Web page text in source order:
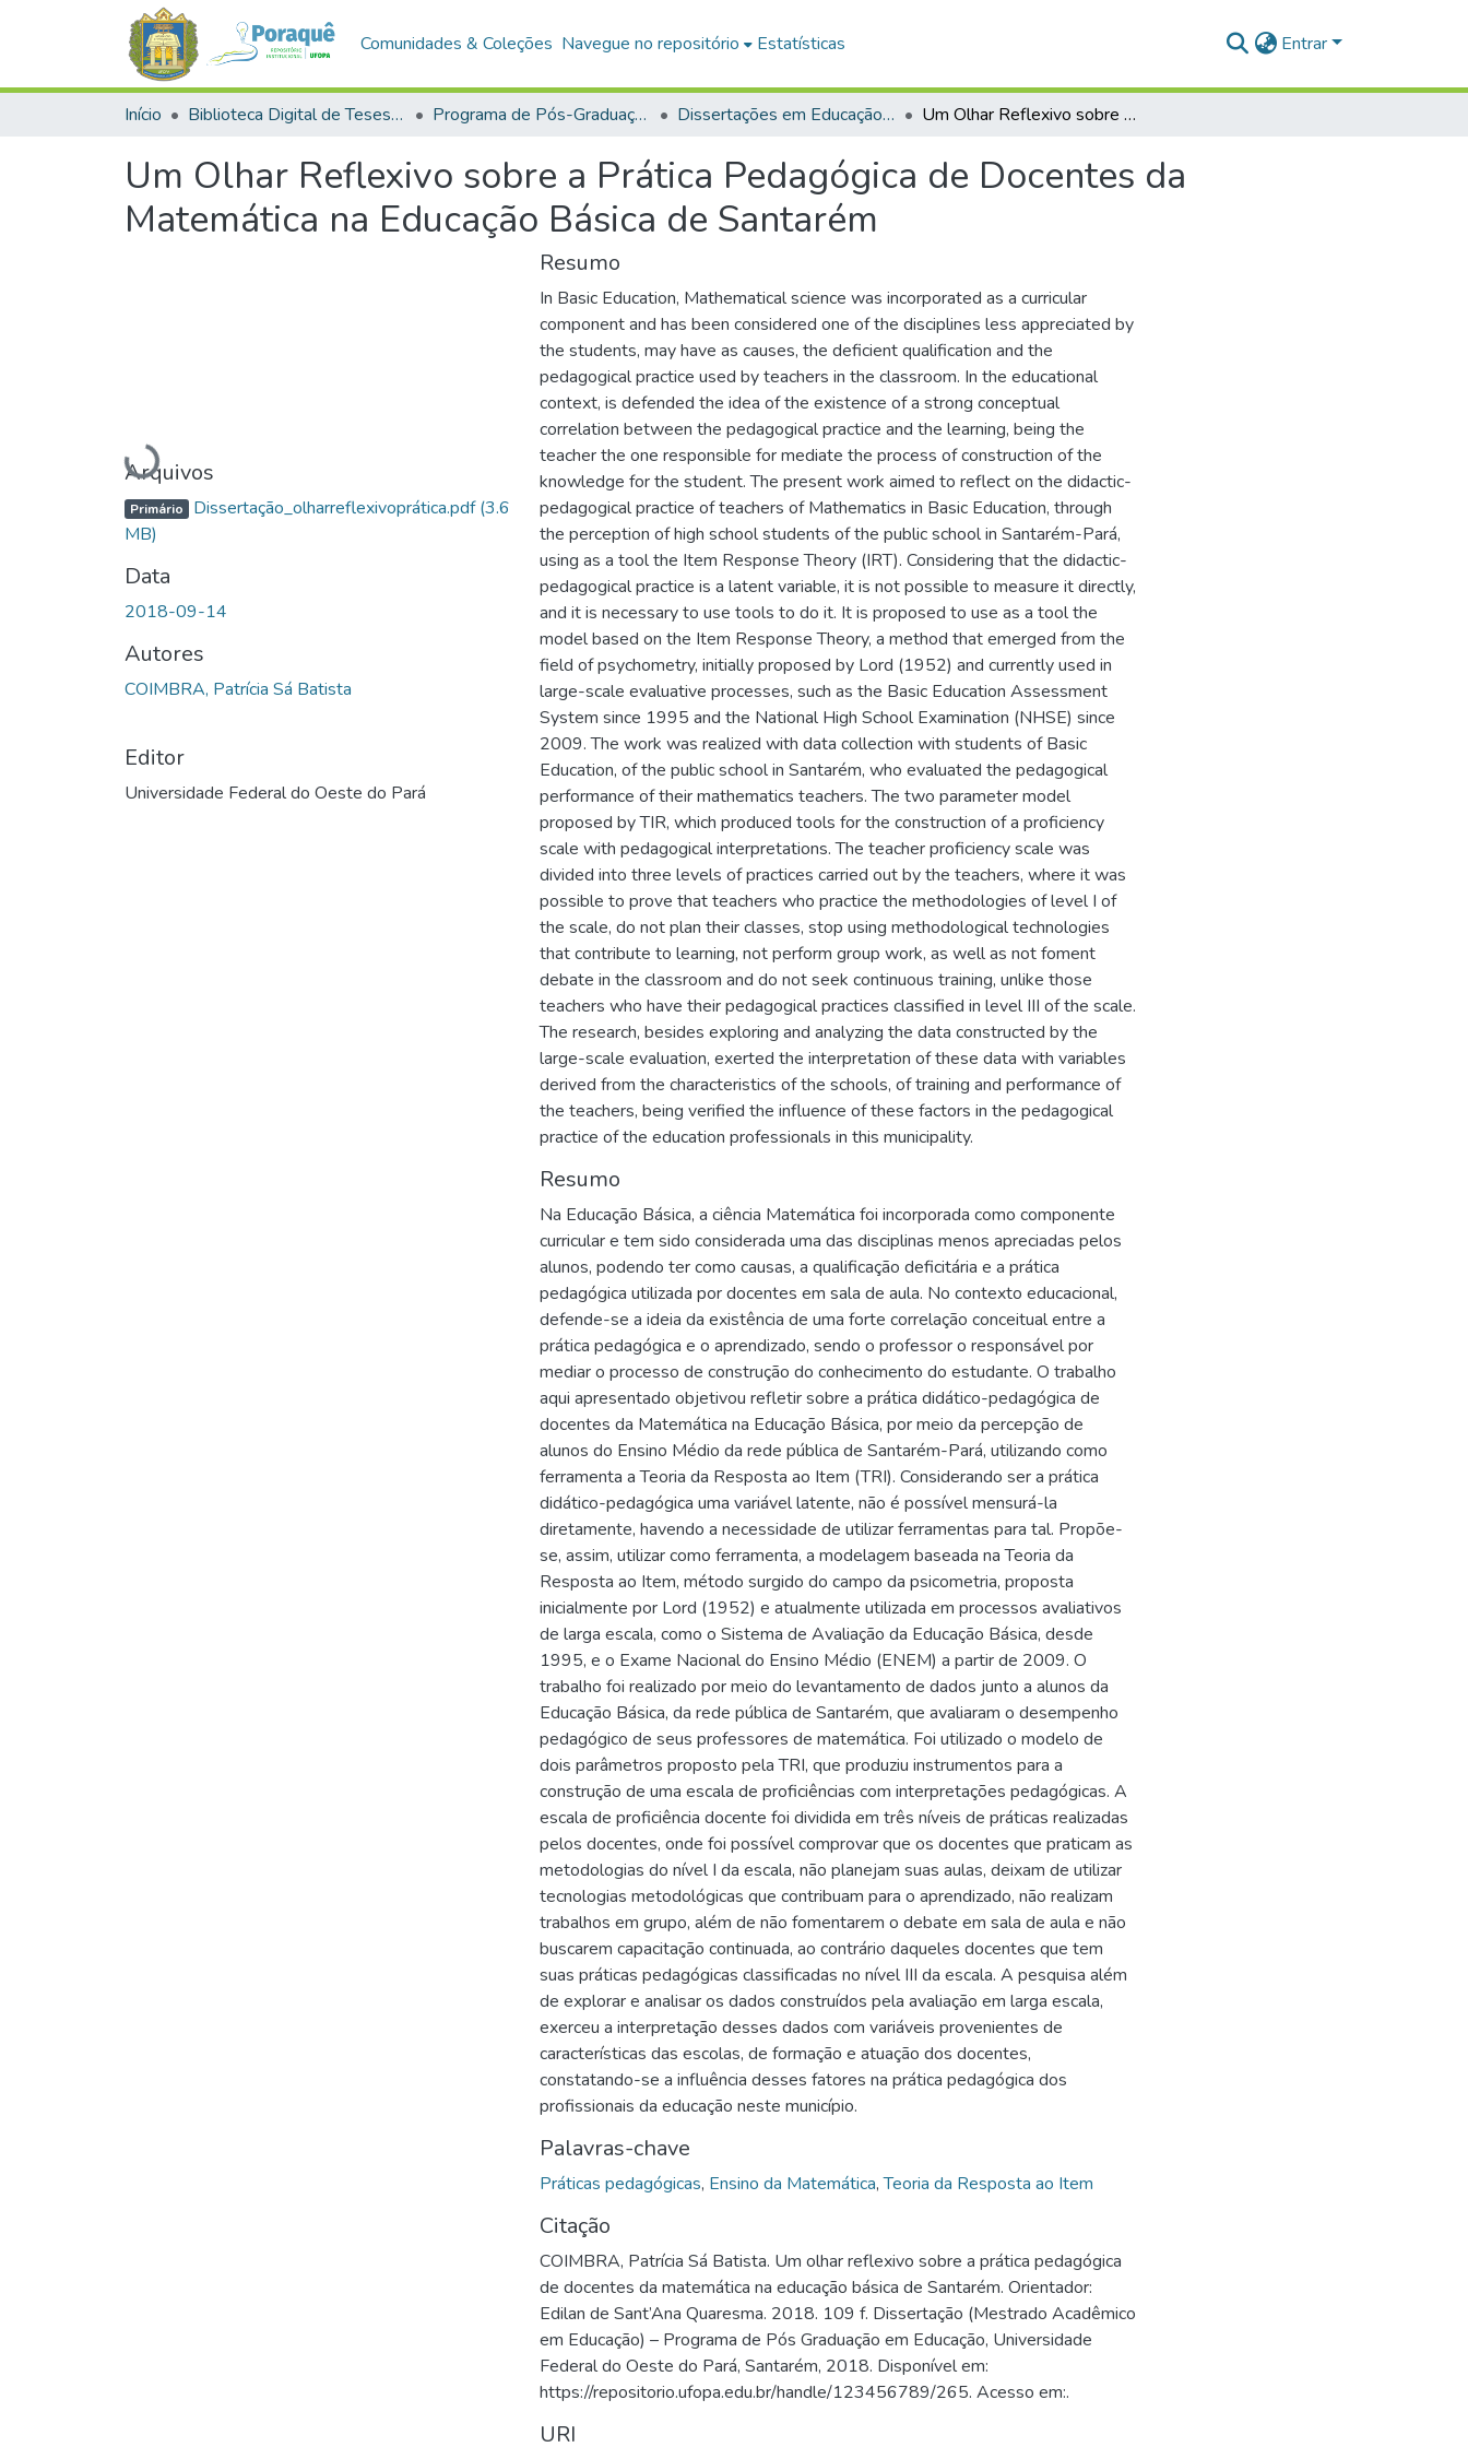
Comunidades & Coleções Navegue no repositório Estatísticas Entrar
Início Biblioteca Digital de Teses e Dissertações (BDTD) Programa de Pós-Graduação em Educação (PPGE) Dissertações em Educação (Mestrado) Um Olhar Reflexivo sobre a Prática Pedagógica de Docentes da Matemática na Educação Básica de Santarém
Um Olhar Reflexivo sobre a Prática Pedagógica de Docentes da
Matemática na Educação Básica de Santarém
Carregando...
Arquivos
Primário Dissertação_olharreflexivoprática.pdf(3.6
MB)
Data
2018-09-14
Autores
COIMBRA, Patrícia Sá Batista
Editor
Universidade Federal do Oeste do Pará
Resumo
In Basic Education, Mathematical science was incorporated as a curricular
component and has been considered one of the disciplines less appreciated by
the students, may have as causes, the deficient qualification and the
pedagogical practice used by teachers in the classroom. In the educational
context, is defended the idea of the existence of a strong conceptual
correlation between the pedagogical practice and the learning, being the
teacher the one responsible for mediate the process of construction of the
knowledge for the student. The present work aimed to reflect on the didactic-
pedagogical practice of teachers of Mathematics in Basic Education, through
the perception of high school students of the public school in Santarém-Pará,
using as a tool the Item Response Theory (IRT). Considering that the didactic-
pedagogical practice is a latent variable, it is not possible to measure it directly,
and it is necessary to use tools to do it. It is proposed to use as a tool the
model based on the Item Response Theory, a method that emerged from the
field of psychometry, initially proposed by Lord (1952) and currently used in
large-scale evaluative processes, such as the Basic Education Assessment
System since 1995 and the National High School Examination (NHSE) since
2009. The work was realized with data collection with students of Basic
Education, of the public school in Santarém, who evaluated the pedagogical
performance of their mathematics teachers. The two parameter model
proposed by TIR, which produced tools for the construction of a proficiency
scale with pedagogical interpretations. The teacher proficiency scale was
divided into three levels of practices carried out by the teachers, where it was
possible to prove that teachers who practice the methodologies of level I of
the scale, do not plan their classes, stop using methodological technologies
that contribute to learning, not perform group work, as well as not foment
debate in the classroom and do not seek continuous training, unlike those
teachers who have their pedagogical practices classified in level III of the scale.
The research, besides exploring and analyzing the data constructed by the
large-scale evaluation, exerted the interpretation of these data with variables
derived from the characteristics of the schools, of training and performance of
the teachers, being verified the influence of these factors in the pedagogical
practice of the education professionals in this municipality.
Resumo
Na Educação Básica, a ciência Matemática foi incorporada como componente
curricular e tem sido considerada uma das disciplinas menos apreciadas pelos
alunos, podendo ter como causas, a qualificação deficitária e a prática
pedagógica utilizada por docentes em sala de aula. No contexto educacional,
defende-se a ideia da existência de uma forte correlação conceitual entre a
prática pedagógica e o aprendizado, sendo o professor o responsável por
mediar o processo de construção do conhecimento do estudante. O trabalho
aqui apresentado objetivou refletir sobre a prática didático-pedagógica de
docentes da Matemática na Educação Básica, por meio da percepção de
alunos do Ensino Médio da rede pública de Santarém-Pará, utilizando como
ferramenta a Teoria da Resposta ao Item (TRI). Considerando ser a prática
didático-pedagógica uma variável latente, não é possível mensurá-la
diretamente, havendo a necessidade de utilizar ferramentas para tal. Propõe-
se, assim, utilizar como ferramenta, a modelagem baseada na Teoria da
Resposta ao Item, método surgido do campo da psicometria, proposta
inicialmente por Lord (1952) e atualmente utilizada em processos avaliativos
de larga escala, como o Sistema de Avaliação da Educação Básica, desde
1995, e o Exame Nacional do Ensino Médio (ENEM) a partir de 2009. O
trabalho foi realizado por meio do levantamento de dados junto a alunos da
Educação Básica, da rede pública de Santarém, que avaliaram o desempenho
pedagógico de seus professores de matemática. Foi utilizado o modelo de
dois parâmetros proposto pela TRI, que produziu instrumentos para a
construção de uma escala de proficiências com interpretações pedagógicas. A
escala de proficiência docente foi dividida em três níveis de práticas realizadas
pelos docentes, onde foi possível comprovar que os docentes que praticam as
metodologias do nível I da escala, não planejam suas aulas, deixam de utilizar
tecnologias metodológicas que contribuam para o aprendizado, não realizam
trabalhos em grupo, além de não fomentarem o debate em sala de aula e não
buscarem capacitação continuada, ao contrário daqueles docentes que tem
suas práticas pedagógicas classificadas no nível III da escala. A pesquisa além
de explorar e analisar os dados construídos pela avaliação em larga escala,
exerceu a interpretação desses dados com variáveis provenientes de
características das escolas, de formação e atuação dos docentes,
constatando-se a influência desses fatores na prática pedagógica dos
profissionais da educação neste município.
Palavras-chave
Práticas pedagógicas, Ensino da Matemática,Teoria da Resposta ao Item
Citação
COIMBRA, Patrícia Sá Batista. Um olhar reflexivo sobre a prática pedagógica
de docentes da matemática na educação básica de Santarém. Orientador:
Edilan de Sant’Ana Quaresma. 2018. 109 f. Dissertação (Mestrado Acadêmico
em Educação) – Programa de Pós Graduação em Educação, Universidade
Federal do Oeste do Pará, Santarém, 2018. Disponível em:
https://repositorio.ufopa.edu.br/handle/123456789/265. Acesso em:.
URI